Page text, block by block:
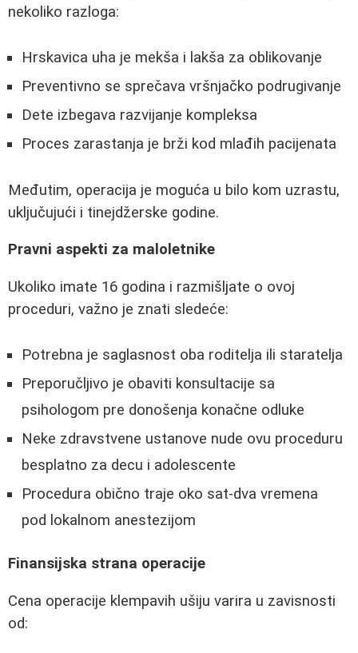
nekoliko razloga:
Hrskavica uha je mekša i lakša za oblikovanje
Preventivno se sprečava vršnjačko podrugivanje
Dete izbegava razvijanje kompleksa
Proces zarastanja je brži kod mlađih pacijenata
Međutim, operacija je moguća u bilo kom uzrastu,
uključujući i tinejdžerske godine.
Pravni aspekti za maloletnike
Ukoliko imate 16 godina i razmišljate o ovoj
proceduri, važno je znati sledeće:
Potrebna je saglasnost oba roditelja ili staratelja
Preporučljivo je obaviti konsultacije sa
psihologom pre donošenja konačne odluke
Neke zdravstvene ustanove nude ovu proceduru
besplatno za decu i adolescente
Procedura obično traje oko sat-dva vremena
pod lokalnom anestezijom
Finansijska strana operacije
Cena operacije klempavih ušiju varira u zavisnosti
od: